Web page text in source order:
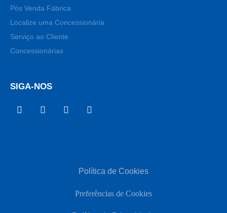
Pós Venda Fábrica
Localize uma Concessionária
Serviço ao Cliente
Concessionárias
SIGA-NOS
Política de Cookies
Preferências de Cookies